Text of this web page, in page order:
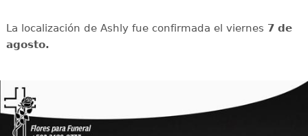
La localización de Ashly fue confirmada el viernes 7 de
agosto.